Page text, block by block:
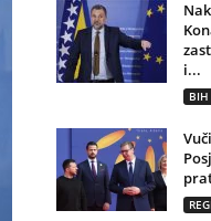
i...
BIH